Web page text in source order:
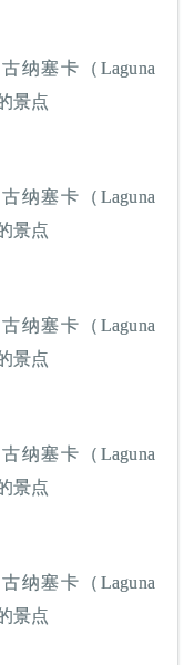
纳塞卡（Laguna
景点
纳塞卡（Laguna
景点
纳塞卡（Laguna
景点
纳塞卡（Laguna
景点
纳塞卡（Laguna
景点